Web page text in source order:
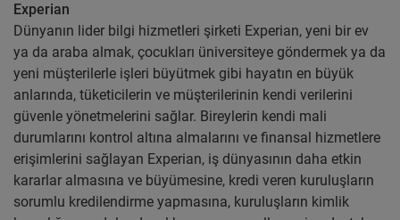
Experian
Dünyanın lider bilgi hizmetleri şirketi Experian, yeni bir ev
ya da araba almak, çocukları üniversiteye göndermek ya da
yeni müşterilerle işleri büyütmek gibi hayatın en büyük
anlarında, tüketicilerin ve müşterilerinin kendi verilerini
güvenle yönetmelerini sağlar. Bireylerin kendi mali
durumlarını kontrol altına almalarını ve finansal hizmetlere
erişimlerini sağlayan Experian, iş dünyasının daha etkin
kararlar almasına ve büyümesine, kredi veren kuruluşların
sorumlu kredilendirme yapmasına, kuruluşların kimlik